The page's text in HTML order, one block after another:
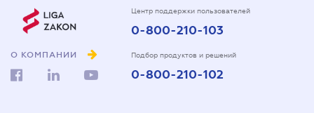
О КОМПАНИИ
Центр поддержки пользователей
0-800-210-103
Подбор продуктов и решений
0-800-210-102